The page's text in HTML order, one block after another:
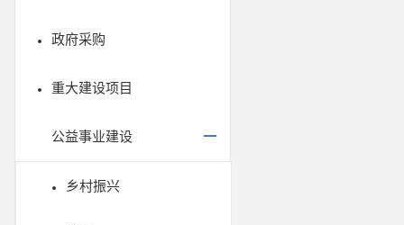
政府采购
重大建设项目
公益事业建设
乡村振兴